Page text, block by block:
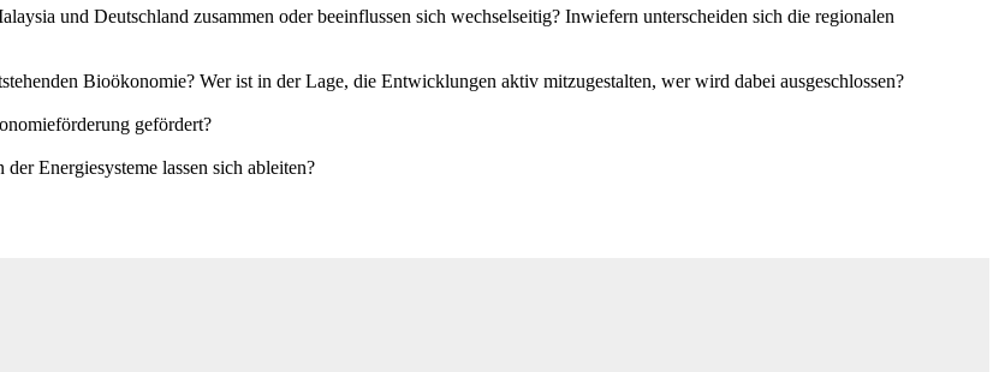
und Deutschland zusammen oder beeinflussen sich wechselseitig? Inwiefern unterscheiden sich die regionalen
Bioökonomie? Wer ist in der Lage, die Entwicklungen aktiv mitzugestalten, wer wird dabei ausgeschlossen?
gefördert?
Energiesysteme lassen sich ableiten?